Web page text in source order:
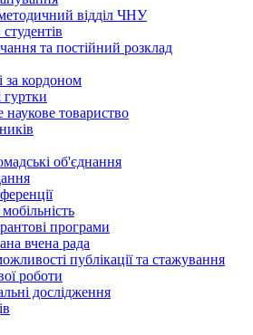
відділ ЧНУ
та постійний розклад
кордоном
гуртки
наукове товариство
об'єднання
програми
вчена рада
публікації та стажування
роботи
дослідження